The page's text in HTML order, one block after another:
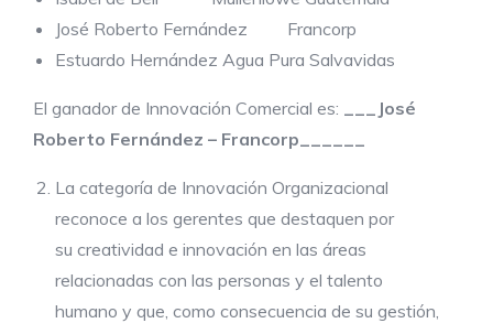
José Roberto Fernández Francorp
Estuardo Hernández Agua Pura Salvavidas
El ganador de Innovación Comercial es:
___José
Roberto Fernández – Francorp______
La categoría de Innovación Organizacional
reconoce a los gerentes que destaquen por
su creatividad e innovación en las áreas
relacionadas con las personas y el talento
humano y que, como consecuencia de su gestión,